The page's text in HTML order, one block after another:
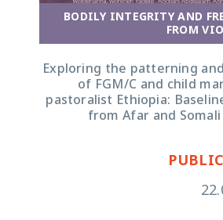
BODILY INTEGRITY AND
FROM
Exploring the patterning
of FGM/C and child
pastoralist Ethiopia:
from Afar and